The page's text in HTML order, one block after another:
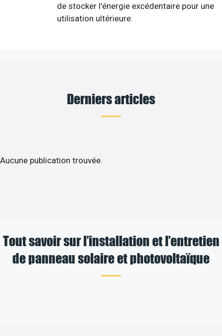
de stocker l'énergie excédentaire pour une
utilisation ultérieure.
Derniers articles
Aucune publication trouvée.
Tout savoir sur l’installation et l’entretien
de panneau solaire et photovoltaïque